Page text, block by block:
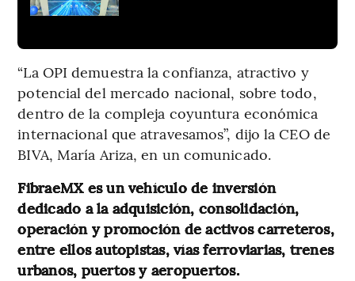
“La OPI demuestra la confianza, atractivo y
potencial del mercado nacional, sobre todo,
dentro de la compleja coyuntura económica
internacional que atravesamos”, dijo la CEO de
BIVA, María Ariza, en un comunicado.
FibraeMX es un vehículo de inversión
dedicado a la adquisición, consolidación,
operación y promoción de activos carreteros,
entre ellos autopistas, vías ferroviarias, trenes
urbanos, puertos y aeropuertos.